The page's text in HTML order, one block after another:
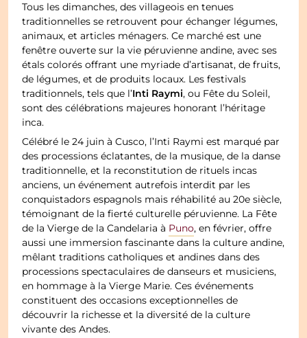
Tous les dimanches, des villageois en tenues
traditionnelles se retrouvent pour échanger légumes,
animaux, et articles ménagers. Ce marché est une
fenêtre ouverte sur la vie péruvienne andine, avec ses
étals colorés offrant une myriade d’artisanat, de fruits,
de légumes, et de produits locaux. Les festivals
traditionnels, tels que l’Inti Raymi, ou Fête du Soleil,
sont des célébrations majeures honorant l’héritage
inca.
Célébré le 24 juin à Cusco, l’Inti Raymi est marqué par
des processions éclatantes, de la musique, de la danse
traditionnelle, et la reconstitution de rituels incas
anciens, un événement autrefois interdit par les
conquistadors espagnols mais réhabilité au 20e siècle,
témoignant de la fierté culturelle péruvienne. La Fête
de la Vierge de la Candelaria à Puno, en février, offre
aussi une immersion fascinante dans la culture andine,
mêlant traditions catholiques et andines dans des
processions spectaculaires de danseurs et musiciens,
en hommage à la Vierge Marie. Ces événements
constituent des occasions exceptionnelles de
découvrir la richesse et la diversité de la culture
vivante des Andes.